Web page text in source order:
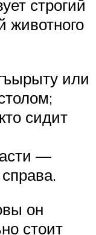
строгий
животного
или
сидит
—
он
стоит